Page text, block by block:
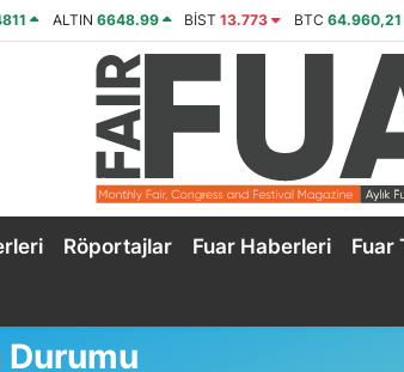
ALTIN 6648.99 BİST13.773 BTC 64.960,21
Röportajlar Fuar Haberleri Fuar